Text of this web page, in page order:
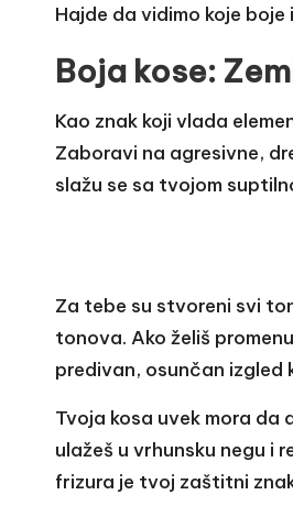
Hajde da vidimo koje
Boja kose:
Kao znak koji vlada
Zaboravi na agresivne,
slažu se sa tvojom
Za tebe su stvoreni svi
tonova. Ako želiš
predivan, osunčan izgled
Tvoja kosa uvek mora da
ulažeš u vrhunsku negu i
frizura je tvoj zaštitni